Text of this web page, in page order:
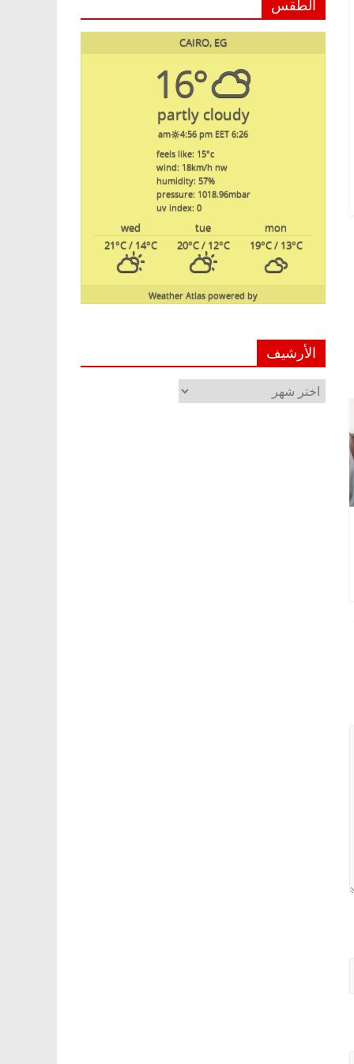
الطقس
CAIRO, EG
16°
partly cloudy
6:26 am
4:56 pm EET
feels like: 15°c
wind: 18km/h nw
humidity: 57%
pressure: 1018.96mbar
uv index: 0
mon
tue
wed
19°C/ 13°C
20°C/ 12°C
21°C/ 14°C
powered by
Weather Atlas
الأرشيف
الأرشيف